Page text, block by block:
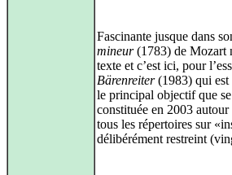
Fascinante jusque dans
mineur(1783) de Mozart
texte et c’est ici, pour
Bärenreiter(1983) qui est
le principal objectif que
constituée en 2003
tous les répertoires sur
délibérément restreint